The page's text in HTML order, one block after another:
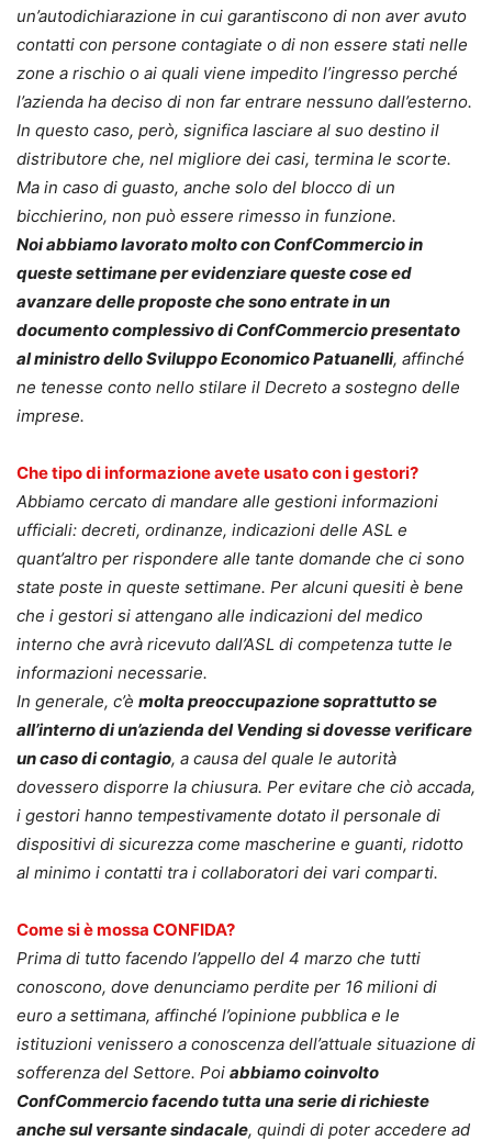
un’autodichiarazione in cui garantiscono di non aver avuto
contatti con persone contagiate o di non essere stati nelle
zone a rischio o ai quali viene impedito l’ingresso perché
l’azienda ha deciso di non far entrare nessuno dall’esterno.
In questo caso, però, significa lasciare al suo destino il
distributore che, nel migliore dei casi, termina le scorte.
Ma in caso di guasto, anche solo del blocco di un
bicchierino, non può essere rimesso in funzione.
Noi abbiamo lavorato molto con ConfCommercio in
queste settimane per evidenziare queste cose ed
avanzare delle proposte che sono entrate in un
documento complessivo di ConfCommercio presentato
al ministro dello Sviluppo Economico Patuanelli, affinché
ne tenesse conto nello stilare il Decreto a sostegno delle
imprese.
Che tipo di informazione avete usato con i gestori?
Abbiamo cercato di mandare alle gestioni informazioni
ufficiali: decreti, ordinanze, indicazioni delle ASL e
quant’altro per rispondere alle tante domande che ci sono
state poste in queste settimane. Per alcuni quesiti è bene
che i gestori si attengano alle indicazioni del medico
interno che avrà ricevuto dall’ASL di competenza tutte le
informazioni necessarie.
In generale, c’è molta preoccupazione soprattutto se
all’interno di un’azienda del Vending si dovesse verificare
un caso di contagio, a causa del quale le autorità
dovessero disporre la chiusura. Per evitare che ciò accada,
i gestori hanno tempestivamente dotato il personale di
dispositivi di sicurezza come mascherine e guanti, ridotto
al minimo i contatti tra i collaboratori dei vari comparti.
Come si è mossa CONFIDA?
Prima di tutto facendo l’appello del 4 marzo che tutti
conoscono, dove denunciamo perdite per 16 milioni di
euro a settimana, affinché l’opinione pubblica e le
istituzioni venissero a conoscenza dell’attuale situazione di
sofferenza del Settore. Poi abbiamo coinvolto
ConfCommercio facendo tutta una serie di richieste
anche sul versante sindacale, quindi di poter accedere ad